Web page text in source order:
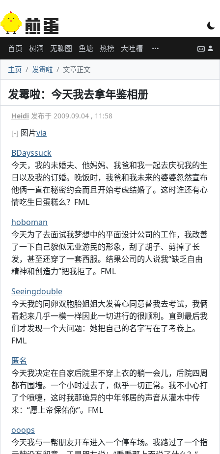
首页 树洞 无聊图 鱼塘 热榜 大吐槽
主页 发霉啦 文章正文
发霉啦：今天我去拿年鉴相册
Heidi 发布于 2009.09.04 , 11:58
[-] 图片via
BDayssuck
今天，我的未婚夫、他妈妈、我爸和我一起去庆祝我的生
日以及我的订婚。晚饭时，我爸和我未来的婆婆忽然宣布
他俩一直在秘密约会而且开始考虑结婚了。这时谁还有心
情吃生日蛋糕么？FML
hoboman
今天为了去面试我梦想中的平面设计公司的工作，我改善
了一下自己貌似无业游民的形象，刮了胡子、剪掉了长
发，甚至还穿了一套西服。结果公司的人说我“缺乏自由
精神和创造力”把我拒了。FML
Seeingdouble
今天我的同卵双胞胎姐姐大发善心同意替我去考试，我俩
看起来几乎一模一样因此一切进行的很顺利。直到最后我
们才发现一个大问题：她把自己的名字写在了考卷上。
FML
匿名
今天我决定在自家后院里不穿上衣的躺一会儿，后院四周
都有围墙。一个小时过去了，似乎一切正常。我不小心打
了个喷嚏，这时我那诡异的中年邻居的声音从灌木中传
来：“愿上帝保佑你”。FML
ooops
今天我与一帮朋友开车进入一个停车场。我路过了一个指